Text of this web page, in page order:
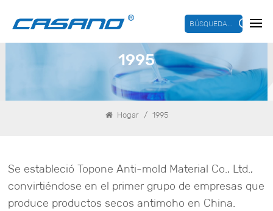
BÚSQUEDA...
1995
Hogar / 1995
Se estableció Topone Anti-mold Material Co., Ltd.,
convirtiéndose en el primer grupo de empresas que
produce productos secos antimoho en China.